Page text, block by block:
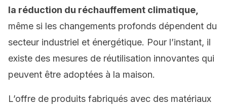
la réduction du réchauffement climatique,
même si les changements profonds dépendent du
secteur industriel et énergétique. Pour l’instant, il
existe des mesures de réutilisation innovantes qui
peuvent être adoptées à la maison.
L’offre de produits fabriqués avec des matériaux